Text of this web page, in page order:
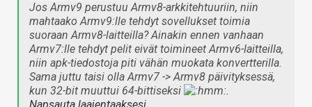
Jos Armv9 perustuu Armv8-arkkitehtuuriin, niin
mahtaako Armv9:lle tehdyt sovellukset toimia
suoraan Armv8-laitteilla? Ainakin ennen vanhaan
Armv7:lle tehdyt pelit eivät toimineet Armv6-laitteilla,
niin apk-tiedostoja piti vähän muokata konvertterilla.
Sama juttu taisi olla Armv7 -> Armv8 päivityksessä,
kun 32-bit muuttui 64-bittiseksi
.